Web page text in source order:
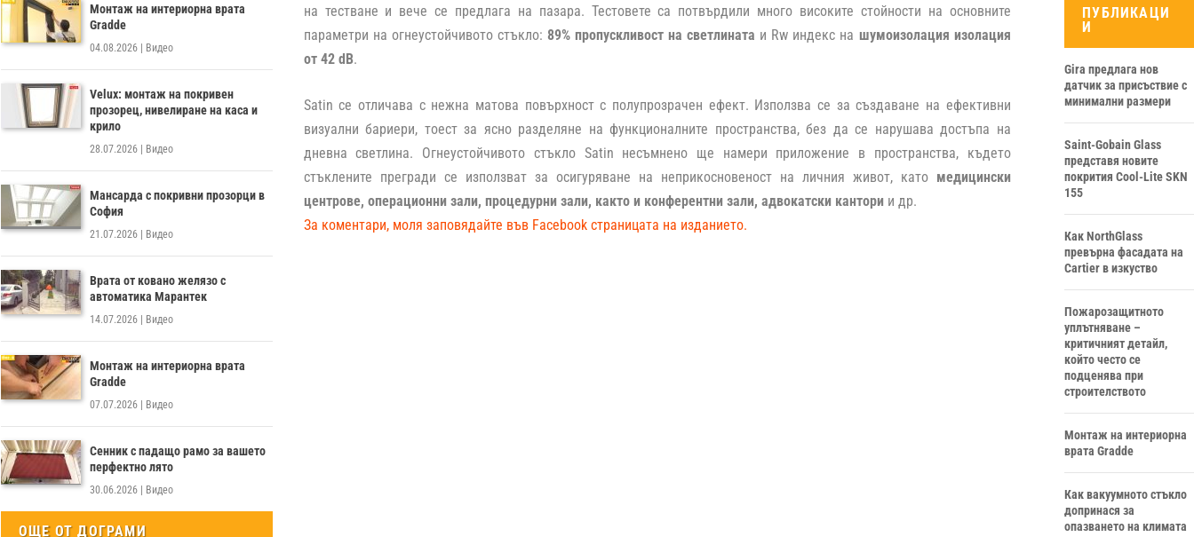
Монтаж на интериорна врата
Gradde
04.08.2026 Видео
Velux: монтаж на покривен
прозорец, нивелиране на каса и
крило
28.07.2026 Видео
Мансарда с покривни прозорци в
София
21.07.2026 Видео
Врата от ковано желязо с
автоматика Марантек
14.07.2026 Видео
Монтаж на интериорна врата
Gradde
07.07.2026 Видео
Сенник с падащо рамо за вашето
перфектно лято
30.06.2026 Видео
ОЩЕ ОТ ДОГРАМИ
на тестване и вече се предлага на пазара. Тестовете са потвърдили много високите стойности на основните
параметри на огнеустойчивото стъкло: 89% пропускливост на светлината и Rw индекс на шумоизолация изолация
от 42 dB.
Satin се отличава с нежна матова повърхност с полупрозрачен ефект. Използва се за създаване на ефективни
визуални бариери, тоест за ясно разделяне на функционалните пространства, без да се нарушава достъпа на
дневна светлина. Огнеустойчивото стъкло Satin несъмнено ще намери приложение в пространства, където
стъклените прегради се използват за осигуряване на неприкосновеност на личния живот, като медицински
центрове, операционни зали, процедурни зали, както и конферентни зали, адвокатски кантории др.
За коментари, моля заповядайте във Facebook страницата на изданието.
ПУБЛИКАЦИ
И
Gira предлага нов
датчик за присъствие с
минимални размери
Saint-Gobain Glass
представя новите
покрития Cool-Lite SKN
155
Как NorthGlass
превърна фасадата на
Cartier в изкуство
Пожарозащитното
уплътняване –
критичният детайл,
който често се
подценява при
строителството
Монтаж на интериорна
врата Gradde
Как вакуумното стъкло
допринася за
опазването на климата